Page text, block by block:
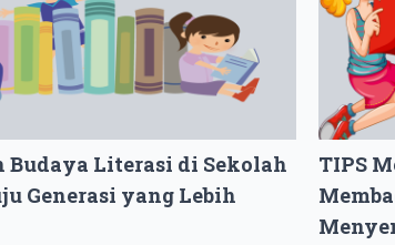
Budaya Literasi di Sekolah
Generasi yang Lebih
TIPS